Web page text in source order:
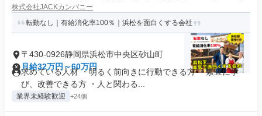
株式会社JACKカンパニー
転勤なし｜有給消化率100％｜浜松を面白くする会社
〒430-0926静岡県浜松市中央区砂山町
月給32万円～60万円
求めている人材 ・明るく前向きに行動できる方 ・素直に学
び、改善できる方 ・人と関わる...
業界未経験歓迎 +24個